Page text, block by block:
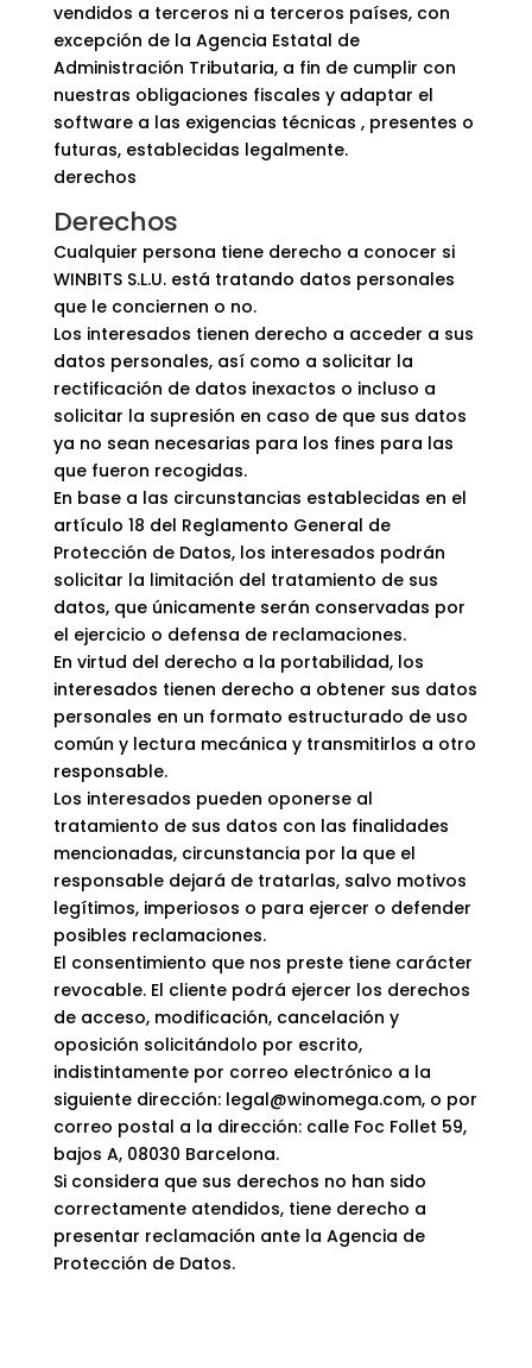
vendidos a terceros ni a terceros países, con
excepción de la Agencia Estatal de
Administración Tributaria, a fin de cumplir con
nuestras obligaciones fiscales y adaptar el
software a las exigencias técnicas , presentes o
futuras, establecidas legalmente.
derechos
Derechos
Cualquier persona tiene derecho a conocer si
WINBITS S.L.U. está tratando datos personales
que le conciernen o no.
Los interesados ​​tienen derecho a acceder a sus
datos personales, así como a solicitar la
rectificación de datos inexactos o incluso a
solicitar la supresión en caso de que sus datos
ya no sean necesarias para los fines para las
que fueron recogidas.
En base a las circunstancias establecidas en el
artículo 18 del Reglamento General de
Protección de Datos, los interesados ​​podrán
solicitar la limitación del tratamiento de sus
datos, que únicamente serán conservadas por
el ejercicio o defensa de reclamaciones.
En virtud del derecho a la portabilidad, los
interesados ​​tienen derecho a obtener sus datos
personales en un formato estructurado de uso
común y lectura mecánica y transmitirlos a otro
responsable.
Los interesados ​​pueden oponerse al
tratamiento de sus datos con las finalidades
mencionadas, circunstancia por la que el
responsable dejará de tratarlas, salvo motivos
legítimos, imperiosos o para ejercer o defender
posibles reclamaciones.
El consentimiento que nos preste tiene carácter
revocable. El cliente podrá ejercer los derechos
de acceso, modificación, cancelación y
oposición solicitándolo por escrito,
indistintamente por correo electrónico a la
siguiente dirección: legal@winomega.com, o por
correo postal a la dirección: calle Foc Follet 59,
bajos A, 08030 Barcelona.
Si considera que sus derechos no han sido
correctamente atendidos, tiene derecho a
presentar reclamación ante la Agencia de
Protección de Datos.